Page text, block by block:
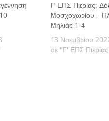
Γ’ ΕΠΣ Πιερίας:
Μοσχοχωρίου –
Μηλιάς 1-4
13 Νοεμβρίου
σε "Γ' ΕΠΣ